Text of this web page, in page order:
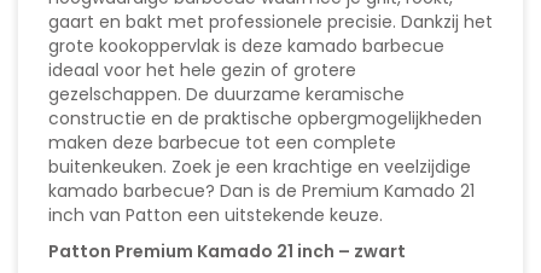
gaart en bakt met professionele precisie. Dankzij het
grote kookoppervlak is deze kamado barbecue
ideaal voor het hele gezin of grotere
gezelschappen. De duurzame keramische
constructie en de praktische opbergmogelijkheden
maken deze barbecue tot een complete
buitenkeuken. Zoek je een krachtige en veelzijdige
kamado barbecue? Dan is de Premium Kamado 21
inch van Patton een uitstekende keuze.
Patton Premium Kamado 21 inch – zwart